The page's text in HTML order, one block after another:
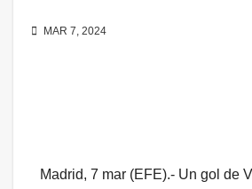
MAR 7, 2024
Madrid, 7 mar (EFE).- Un gol de